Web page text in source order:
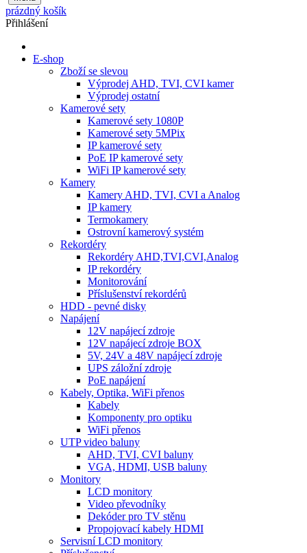
prázdný košík
Přihlášení
E-shop
Zboží se slevou
Výprodej AHD, TVI, CVI kamer
Výprodej ostatní
Kamerové sety
Kamerové sety 1080P
Kamerové sety 5MPix
IP kamerové sety
PoE IP kamerové sety
WiFi IP kamerové sety
Kamery
Kamery AHD, TVI, CVI a Analog
IP kamery
Termokamery
Ostrovní kamerový systém
Rekordéry
Rekordéry AHD,TVI,CVI,Analog
IP rekordéry
Monitorování
Příslušenství rekordérů
HDD - pevné disky
Napájení
12V napájecí zdroje
12V napájecí zdroje BOX
5V, 24V a 48V napájecí zdroje
UPS záložní zdroje
PoE napájení
Kabely, Optika, WiFi přenos
Kabely
Komponenty pro optiku
WiFi přenos
UTP video baluny
AHD, TVI, CVI baluny
VGA, HDMI, USB baluny
Monitory
LCD monitory
Video převodníky
Dekóder pro TV stěnu
Propojovací kabely HDMI
Servisní LCD monitory